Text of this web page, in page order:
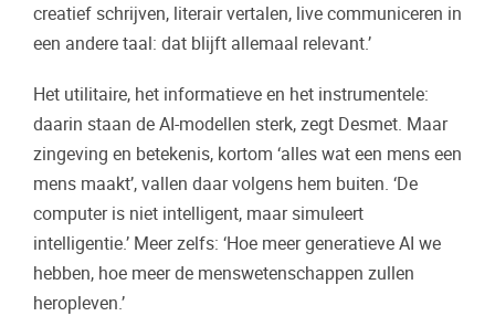
creatief schrijven, literair vertalen, live communiceren in
een andere taal: dat blijft allemaal relevant.’
Het utilitaire, het informatieve en het instrumentele:
daarin staan de AI-modellen sterk, zegt Desmet. Maar
zingeving en betekenis, kortom ‘alles wat een mens een
mens maakt’, vallen daar volgens hem buiten. ‘De
computer is niet intelligent, maar simuleert
intelligentie.’ Meer zelfs: ‘Hoe meer generatieve AI we
hebben, hoe meer de menswetenschappen zullen
heropleven.’